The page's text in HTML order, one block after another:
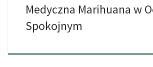
Medyczna Marihuana w
Spokojnym